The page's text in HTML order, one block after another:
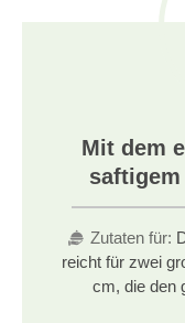
Mit dem
Zutaten für:
reicht für zwei
cm, die den